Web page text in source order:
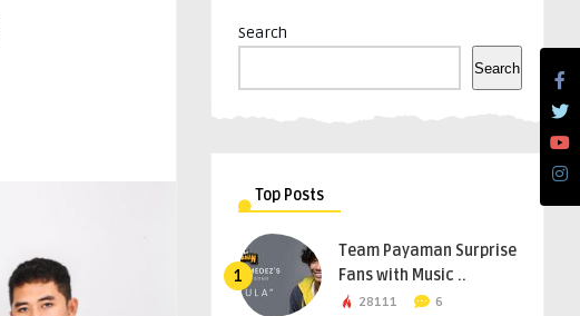
Search
Search
Top Posts
1
Team Payaman Surprise
Fans with Music ..
28111 6